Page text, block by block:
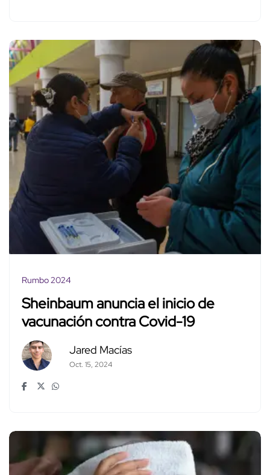
Rumbo 2024
Sheinbaum anuncia el inicio de
vacunación contra Covid-19
Jared Macías
Oct. 15, 2024